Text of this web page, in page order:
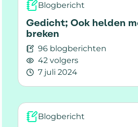
Blogbericht
Gedicht; Ook helden
breken
96 blogberichten
42 volgers
7 juli 2024
Lees meer over Gedicht;
Blogbericht